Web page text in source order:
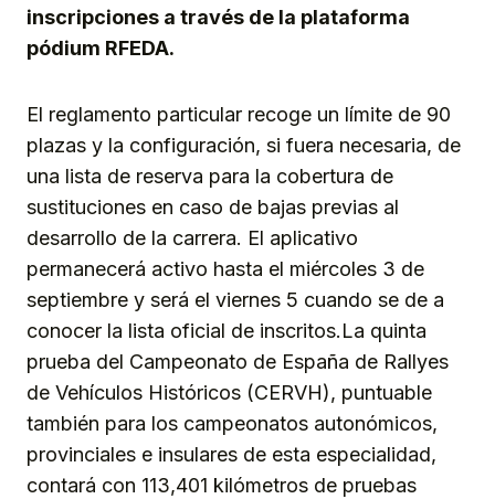
inscripciones a través de la plataforma
pódium RFEDA.
El reglamento particular recoge un límite de 90
plazas y la configuración, si fuera necesaria, de
una lista de reserva para la cobertura de
sustituciones en caso de bajas previas al
desarrollo de la carrera. El aplicativo
permanecerá activo hasta el miércoles 3 de
septiembre y será el viernes 5 cuando se de a
conocer la lista oficial de inscritos.La quinta
prueba del Campeonato de España de Rallyes
de Vehículos Históricos (CERVH), puntuable
también para los campeonatos autonómicos,
provinciales e insulares de esta especialidad,
contará con 113,401 kilómetros de pruebas